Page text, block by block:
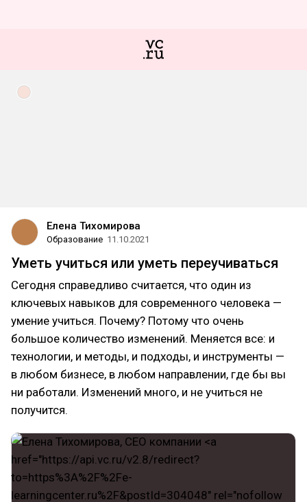
Елена Тихомирова
Образование 11.10.2021
Уметь учиться или уметь переучиваться
Сегодня справедливо считается, что один из
ключевых навыков для современного человека —
умение учиться. Почему? Потому что очень
большое количество изменений. Меняется все: и
технологии, и методы, и подходы, и инструменты —
в любом бизнесе, в любом направлении, где бы вы
ни работали. Изменений много, и не учиться не
получится.